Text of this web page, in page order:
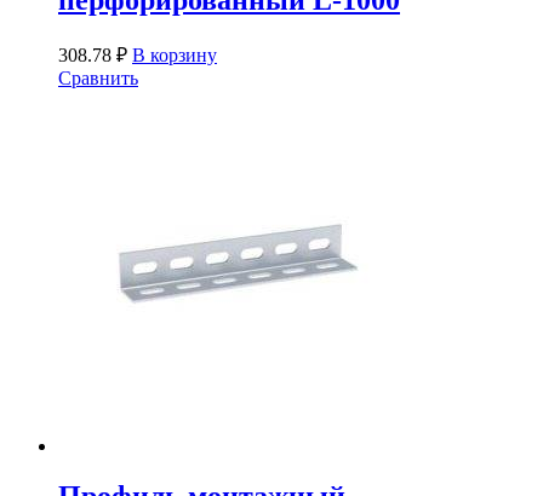
308.78 ₽ В корзину
Сравнить